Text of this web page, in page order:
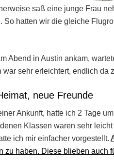
saß eine junge Frau
So hatten wir die gleiche
Abend in Austin ankam,
war sehr erleichtert, endlich da
neue Freunde
Ankunft, hatte ich 2 Tage
Klassen waren sehr
ich mir einfacher vorgestellt.
zu haben. Diese blieben auch